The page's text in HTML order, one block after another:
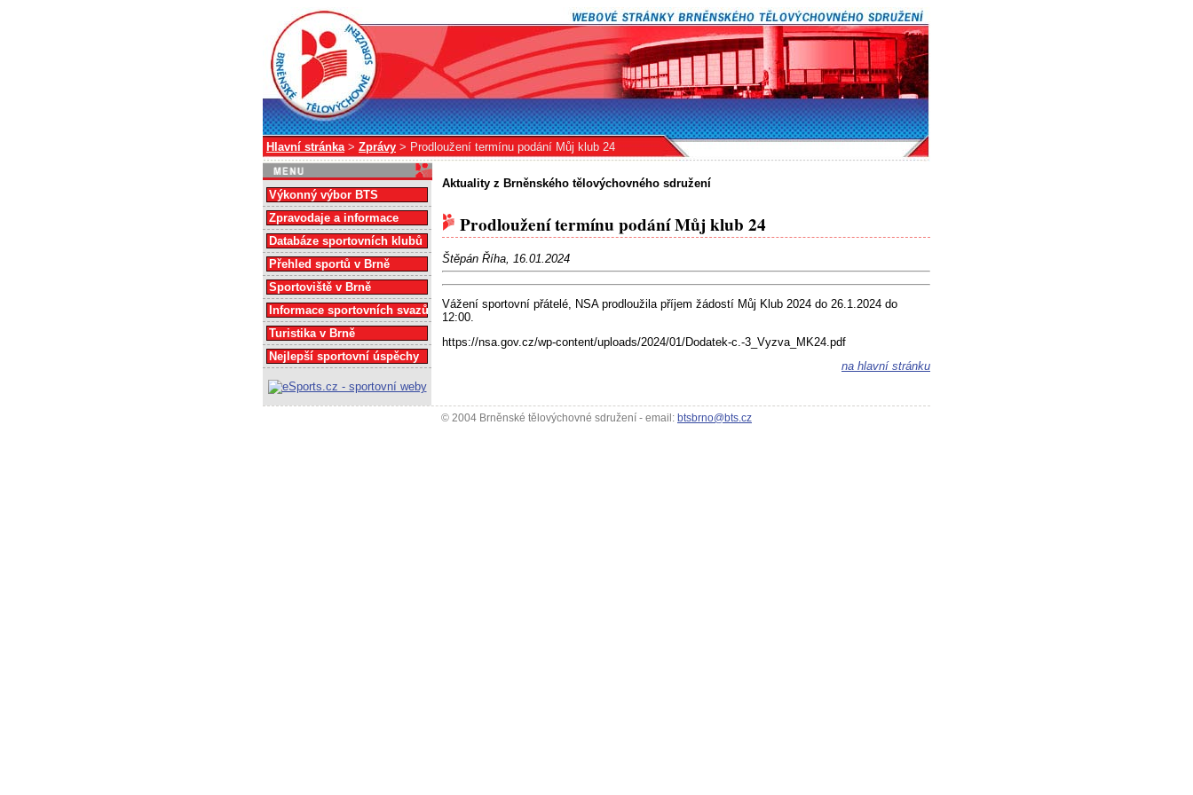
Hlavní stránka> Zprávy > Prodloužení termínu podání Můj klub 24
Aktuality z Brněnského tělovýchovného sdružení
Prodloužení termínu podání Můj klub 24
Štěpán Říha, 16.01.2024
Vážení sportovní přátelé, NSA prodloužila příjem žádostí Můj Klub 2024 do 26.1.2024 do
12:00.
https://nsa.gov.cz/wp-content/uploads/2024/01/Dodatek-c.-3_Vyzva_MK24.pdf
na hlavní stránku
Výkonný výbor BTS
Zpravodaje a informace
Databáze sportovních klubů
Přehled sportů v Brně
Sportoviště v Brně
Informace sportovních svazů
Turistika v Brně
Nejlepší sportovní úspěchy
© 2004 Brněnské tělovýchovné sdružení - email: btsbrno@bts.cz